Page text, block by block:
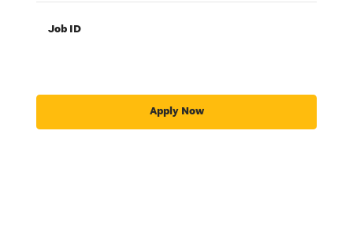
Job ID
Apply Now